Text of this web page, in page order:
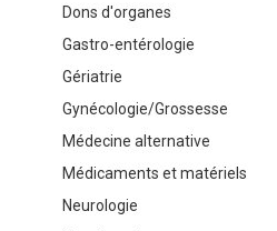
Dons d'organes
Gastro-entérologie
Gériatrie
Gynécologie/Grossesse
Médecine alternative
Médicaments et matériels
Neurologie